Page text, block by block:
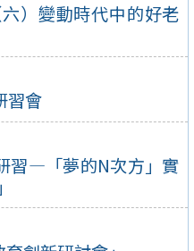
）變動時代中的好老
習會
習—「夢的N次方」實